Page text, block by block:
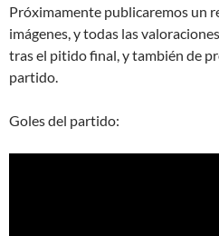
Próximamente publicaremos un
imágenes, y todas las
tras el pitido final, y también de
partido.
Goles del partido: